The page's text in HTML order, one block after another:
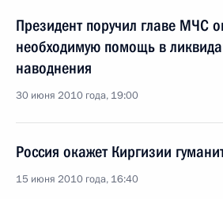
Президент поручил главе МЧС
необходимую помощь в
наводнения
30 июня 2010 года, 19:00
Россия окажет Киргизии
15 июня 2010 года, 16:40